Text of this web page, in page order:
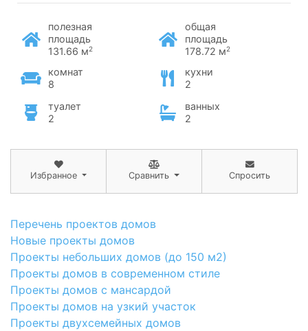
полезная
площадь
131.66 м2
общая
площадь
178.72 м2
комнат
8
кухни
2
туалет
2
ванных
2
Избранное Сравнить Спросить
Перечень проектов домов
Новые проекты домов
Проекты небольших домов (до 150 м2)
Проекты домов в современном стиле
Проекты домов с мансардой
Проекты домов на узкий участок
Проекты двухсемейных домов